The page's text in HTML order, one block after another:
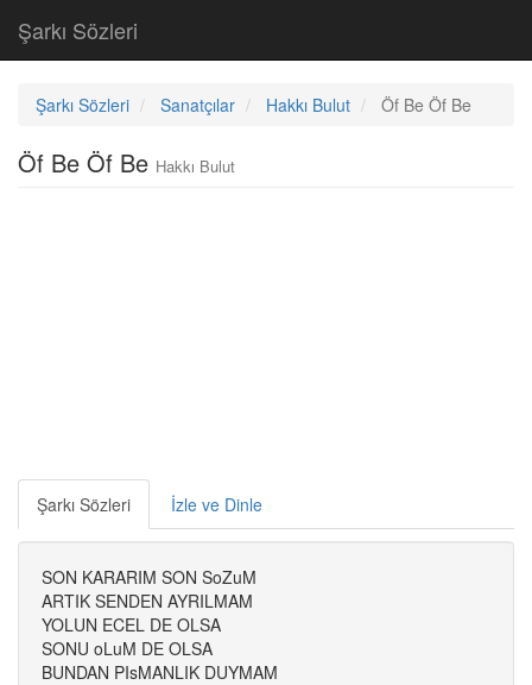
Şarkı Sözleri
Şarkı Sözleri Sanatçılar Hakkı Bulut Öf Be Öf Be
Öf Be Öf Be Hakkı Bulut
Şarkı Sözleri İzle ve Dinle
SON KARARIM SON SoZuM
ARTIK SENDEN AYRILMAM
YOLUN ECEL DE OLSA
SONU oLuM DE OLSA
BUNDAN PIsMANLIK DUYMAM